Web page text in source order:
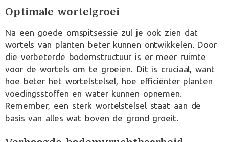
Optimale wortelgroei
Na een goede omspitsessie zul je ook zien dat
wortels van planten beter kunnen ontwikkelen. Door
die verbeterde bodemstructuur is er meer ruimte
voor de wortels om te groeien. Dit is cruciaal, want
hoe beter het wortelstelsel, hoe efficiënter planten
voedingsstoffen en water kunnen opnemen.
Remember, een sterk wortelstelsel staat aan de
basis van alles wat boven de grond groeit.